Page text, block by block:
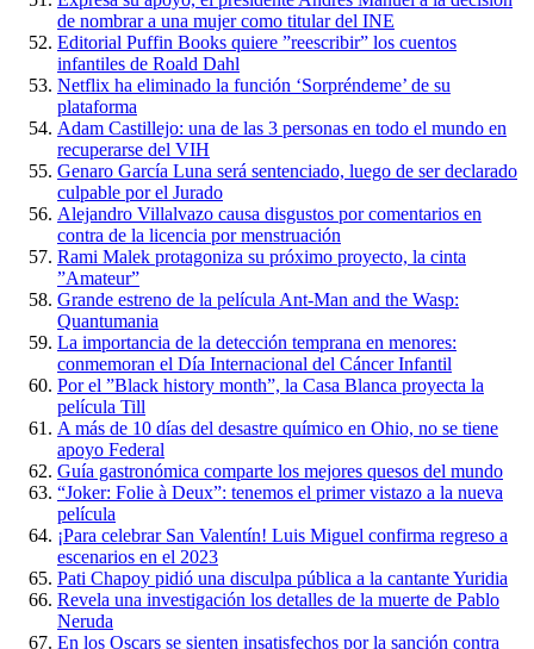
de nombrar a una mujer como titular del INE
Editorial Puffin Books quiere ”reescribir” los cuentos
infantiles de Roald Dahl
Netflix ha eliminado la función ‘Sorpréndeme’ de su
plataforma
Adam Castillejo: una de las 3 personas en todo el mundo en
recuperarse del VIH
Genaro García Luna será sentenciado, luego de ser declarado
culpable por el Jurado
Alejandro Villalvazo causa disgustos por comentarios en
contra de la licencia por menstruación
Rami Malek protagoniza su próximo proyecto, la cinta
”Amateur”
Grande estreno de la película Ant-Man and the Wasp:
Quantumania
La importancia de la detección temprana en menores:
conmemoran el Día Internacional del Cáncer Infantil
Por el ”Black history month”, la Casa Blanca proyecta la
película Till
A más de 10 días del desastre químico en Ohio, no se tiene
apoyo Federal
Guía gastronómica comparte los mejores quesos del mundo
“Joker: Folie à Deux”: tenemos el primer vistazo a la nueva
película
¡Para celebrar San Valentín! Luis Miguel confirma regreso a
escenarios en el 2023
Pati Chapoy pidió una disculpa pública a la cantante Yuridia
Revela una investigación los detalles de la muerte de Pablo
Neruda
En los Oscars se sienten insatisfechos por la sanción contra